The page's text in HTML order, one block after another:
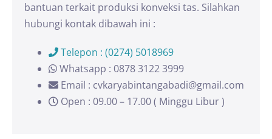
bantuan terkait produksi konveksi tas. Silahkan
hubungi kontak dibawah ini :
Telepon : (0274) 5018969
Whatsapp : 0878 3122 3999
Email : cvkaryabintangabadi@gmail.com
Open : 09.00 – 17.00 ( Minggu Libur )